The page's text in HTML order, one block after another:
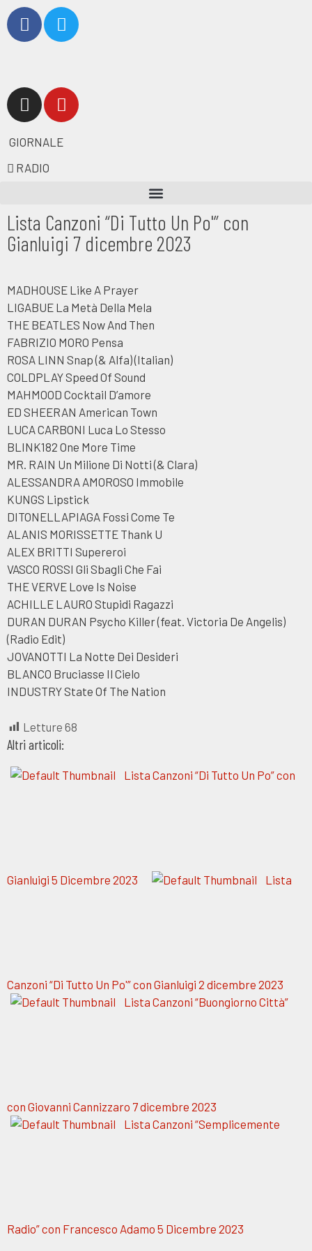
GIORNALE
RADIO
Lista Canzoni “Di Tutto Un Po'” con
Gianluigi 7 dicembre 2023
MADHOUSE Like A Prayer
LIGABUE La Metà Della Mela
THE BEATLES Now And Then
FABRIZIO MORO Pensa
ROSA LINN Snap (& Alfa) (Italian)
COLDPLAY Speed Of Sound
MAHMOOD Cocktail D’amore
ED SHEERAN American Town
LUCA CARBONI Luca Lo Stesso
BLINK182 One More Time
MR. RAIN Un Milione Di Notti (& Clara)
ALESSANDRA AMOROSO Immobile
KUNGS Lipstick
DITONELLAPIAGA Fossi Come Te
ALANIS MORISSETTE Thank U
ALEX BRITTI Supereroi
VASCO ROSSI Gli Sbagli Che Fai
THE VERVE Love Is Noise
ACHILLE LAURO Stupidi Ragazzi
DURAN DURAN Psycho Killer (feat. Victoria De Angelis)
(Radio Edit)
JOVANOTTI La Notte Dei Desideri
BLANCO Bruciasse Il Cielo
INDUSTRY State Of The Nation
Letture 68
Altri articoli:
Lista Canzoni “Di Tutto Un Po” con
Gianluigi 5 Dicembre 2023 Lista
Canzoni “Di Tutto Un Po'” con Gianluigi 2 dicembre 2023
Lista Canzoni “Buongiorno Città”
con Giovanni Cannizzaro 7 dicembre 2023
Lista Canzoni “Semplicemente
Radio” con Francesco Adamo 5 Dicembre 2023